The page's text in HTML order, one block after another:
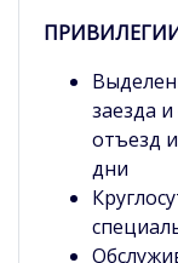
заезда
отъезд
дни